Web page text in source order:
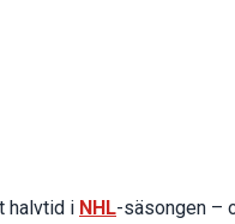
halvtid i NHL-säsongen –